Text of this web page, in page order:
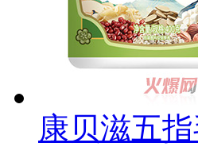
康贝滋五